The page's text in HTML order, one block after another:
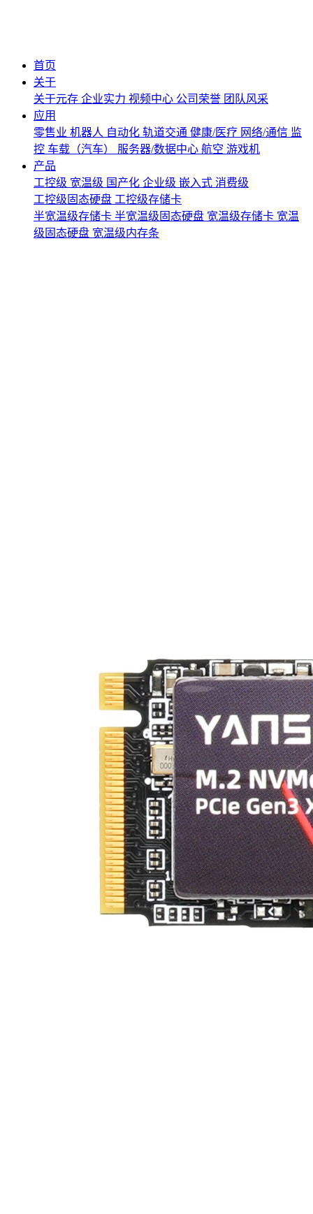
首页
关于
关于元存 企业实力 视频中心 公司荣誉 团队风采
应用
零售业 机器人 自动化 轨道交通 健康/医疗 网络/通信 监
控 车载（汽车） 服务器/数据中心 航空 游戏机
产品
工控级 宽温级 国产化 企业级 嵌入式 消费级
工控级固态硬盘 工控级存储卡
半宽温级存储卡 半宽温级固态硬盘 宽温级存储卡 宽温
级固态硬盘 宽温级内存条